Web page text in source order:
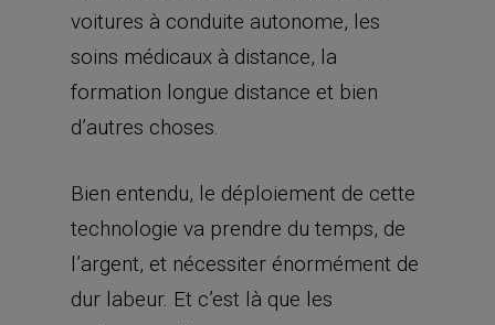
voitures à conduite autonome, les
soins médicaux à distance, la
formation longue distance et bien
d’autres choses.
Bien entendu, le déploiement de cette
technologie va prendre du temps, de
l’argent, et nécessiter énormément de
dur labeur. Et c’est là que les